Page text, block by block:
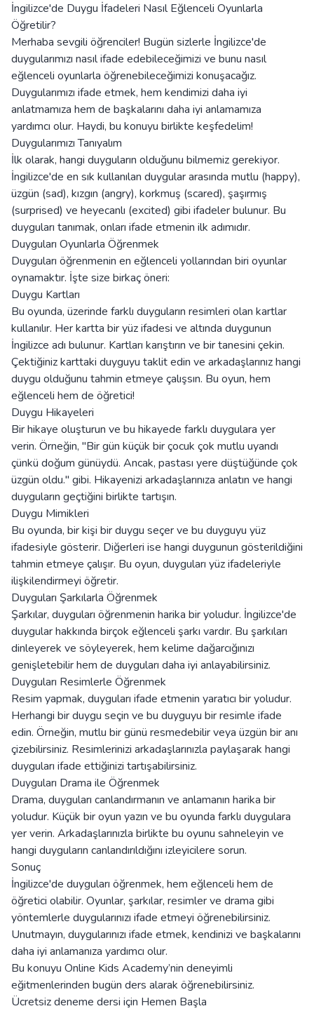
İngilizce'de Duygu İfadeleri Nasıl Eğlenceli Oyunlarla
Öğretilir?
Merhaba sevgili öğrenciler! Bugün sizlerle İngilizce'de
duygularımızı nasıl ifade edebileceğimizi ve bunu nasıl
eğlenceli oyunlarla öğrenebileceğimizi konuşacağız.
Duygularımızı ifade etmek, hem kendimizi daha iyi
anlatmamıza hem de başkalarını daha iyi anlamamıza
yardımcı olur. Haydi, bu konuyu birlikte keşfedelim!
Duygularımızı Tanıyalım
İlk olarak, hangi duyguların olduğunu bilmemiz gerekiyor.
İngilizce'de en sık kullanılan duygular arasında mutlu (happy),
üzgün (sad), kızgın (angry), korkmuş (scared), şaşırmış
(surprised) ve heyecanlı (excited) gibi ifadeler bulunur. Bu
duyguları tanımak, onları ifade etmenin ilk adımıdır.
Duyguları Oyunlarla Öğrenmek
Duyguları öğrenmenin en eğlenceli yollarından biri oyunlar
oynamaktır. İşte size birkaç öneri:
Duygu Kartları
Bu oyunda, üzerinde farklı duyguların resimleri olan kartlar
kullanılır. Her kartta bir yüz ifadesi ve altında duygunun
İngilizce adı bulunur. Kartları karıştırın ve bir tanesini çekin.
Çektiğiniz karttaki duyguyu taklit edin ve arkadaşlarınız hangi
duygu olduğunu tahmin etmeye çalışsın. Bu oyun, hem
eğlenceli hem de öğretici!
Duygu Hikayeleri
Bir hikaye oluşturun ve bu hikayede farklı duygulara yer
verin. Örneğin, "Bir gün küçük bir çocuk çok mutlu uyandı
çünkü doğum günüydü. Ancak, pastası yere düştüğünde çok
üzgün oldu." gibi. Hikayenizi arkadaşlarınıza anlatın ve hangi
duyguların geçtiğini birlikte tartışın.
Duygu Mimikleri
Bu oyunda, bir kişi bir duygu seçer ve bu duyguyu yüz
ifadesiyle gösterir. Diğerleri ise hangi duygunun gösterildiğini
tahmin etmeye çalışır. Bu oyun, duyguları yüz ifadeleriyle
ilişkilendirmeyi öğretir.
Duyguları Şarkılarla Öğrenmek
Şarkılar, duyguları öğrenmenin harika bir yoludur. İngilizce'de
duygular hakkında birçok eğlenceli şarkı vardır. Bu şarkıları
dinleyerek ve söyleyerek, hem kelime dağarcığınızı
genişletebilir hem de duyguları daha iyi anlayabilirsiniz.
Duyguları Resimlerle Öğrenmek
Resim yapmak, duyguları ifade etmenin yaratıcı bir yoludur.
Herhangi bir duygu seçin ve bu duyguyu bir resimle ifade
edin. Örneğin, mutlu bir günü resmedebilir veya üzgün bir anı
çizebilirsiniz. Resimlerinizi arkadaşlarınızla paylaşarak hangi
duyguları ifade ettiğinizi tartışabilirsiniz.
Duyguları Drama ile Öğrenmek
Drama, duyguları canlandırmanın ve anlamanın harika bir
yoludur. Küçük bir oyun yazın ve bu oyunda farklı duygulara
yer verin. Arkadaşlarınızla birlikte bu oyunu sahneleyin ve
hangi duyguların canlandırıldığını izleyicilere sorun.
Sonuç
İngilizce'de duyguları öğrenmek, hem eğlenceli hem de
öğretici olabilir. Oyunlar, şarkılar, resimler ve drama gibi
yöntemlerle duygularınızı ifade etmeyi öğrenebilirsiniz.
Unutmayın, duygularınızı ifade etmek, kendinizi ve başkalarını
daha iyi anlamanıza yardımcı olur.
Bu konuyu Online Kids Academy’nin deneyimli
eğitmenlerinden bugün ders alarak öğrenebilirsiniz.
Ücretsiz deneme dersi için Hemen Başla